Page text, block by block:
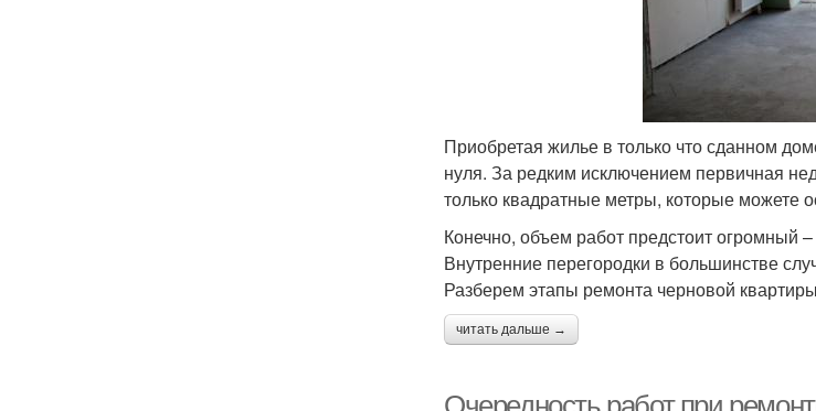
Приобретая жилье в только что сданном
нуля. За редким исключением первичная
только квадратные метры, которые можете
Конечно, объем работ предстоит огромный
Внутренние перегородки в большинстве
Разберем этапы ремонта черновой
читать дальше →